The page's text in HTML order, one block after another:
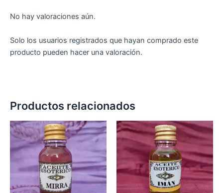
No hay valoraciones aún.
Solo los usuarios registrados que hayan comprado este
producto pueden hacer una valoración.
Productos relacionados